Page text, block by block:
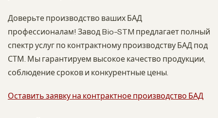
Доверьте производство ваших БАД
профессионалам! Завод Bio-STM предлагает полный
спектр услуг по контрактному производству БАД под
СТМ. Мы гарантируем высокое качество продукции,
соблюдение сроков и конкурентные цены.
Оставить заявку на контрактное производство БАД